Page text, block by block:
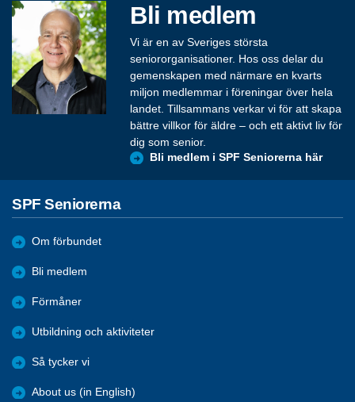
Bli medlem
Vi är en av Sveriges största
seniororganisationer. Hos oss delar du
gemenskapen med närmare en kvarts
miljon medlemmar i föreningar över hela
landet. Tillsammans verkar vi för att skapa
bättre villkor för äldre – och ett aktivt liv för
dig som senior.
Bli medlem i SPF Seniorerna här
SPF Seniorerna
Om förbundet
Bli medlem
Förmåner
Utbildning och aktiviteter
Så tycker vi
About us (in English)